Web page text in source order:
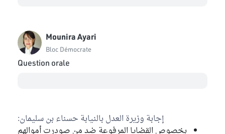
Mounira Ayari
Bloc Démocrate
Question orale
إجابة وزيرة العدل بالنيابة حسناء بن سليمان:
بخصوص القضايا المرفوعة ضد من صودرت أموالهم